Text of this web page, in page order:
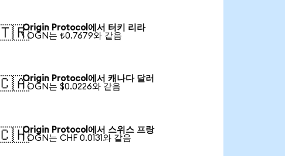
Origin Protocol에서 터키 리라
1 OGN는 ₺0.7679와 같음
Origin Protocol에서 캐나다 달러
1 OGN는 $0.0226와 같음
Origin Protocol에서 스위스 프랑
1 OGN는 CHF 0.0131와 같음